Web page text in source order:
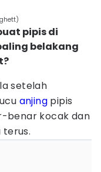
pipis di
belakang
setelah
anjing pipis
benar kocak dan